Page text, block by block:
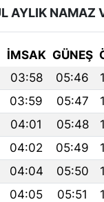
AYLIK NAMAZ
İMSAK GÜNEŞ
03:58 05:46
03:59 05:47
04:01 05:48
04:02 05:49
04:04 05:50
04:05 05:51